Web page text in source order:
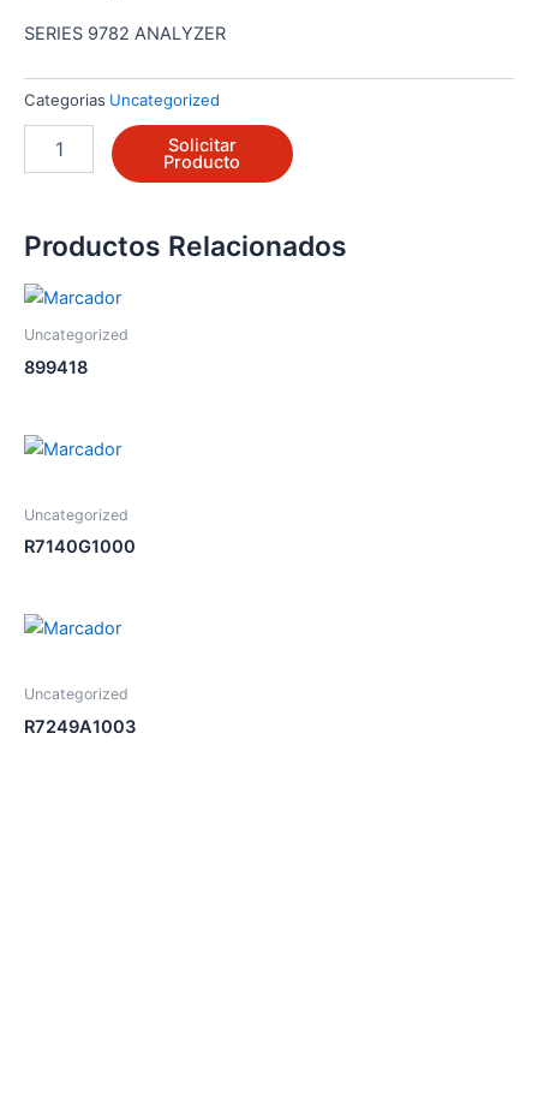
SERIES 9782 ANALYZER
Categorias Uncategorized
BD
cantidad
Solicitar
Producto
Productos Relacionados
Uncategorized
899418
Uncategorized
R7140G1000
Uncategorized
R7249A1003